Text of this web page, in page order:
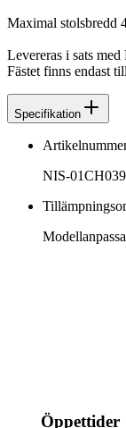
Maximal stolsbredd
Levereras i sats med
Fästet finns endast
Specifikation
NIS-
Öppettider